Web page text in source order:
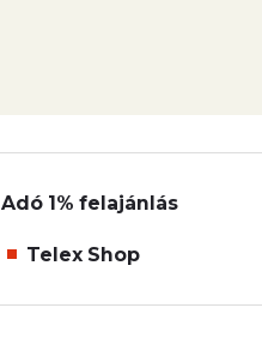
Adó 1% felajánlás
Telex Shop